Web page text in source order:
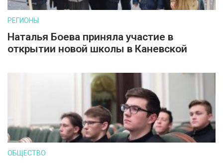
РЕГИОНЫ
Наталья Боева приняла участие в
открытии новой школы в Каневской
ОБЩЕСТВО